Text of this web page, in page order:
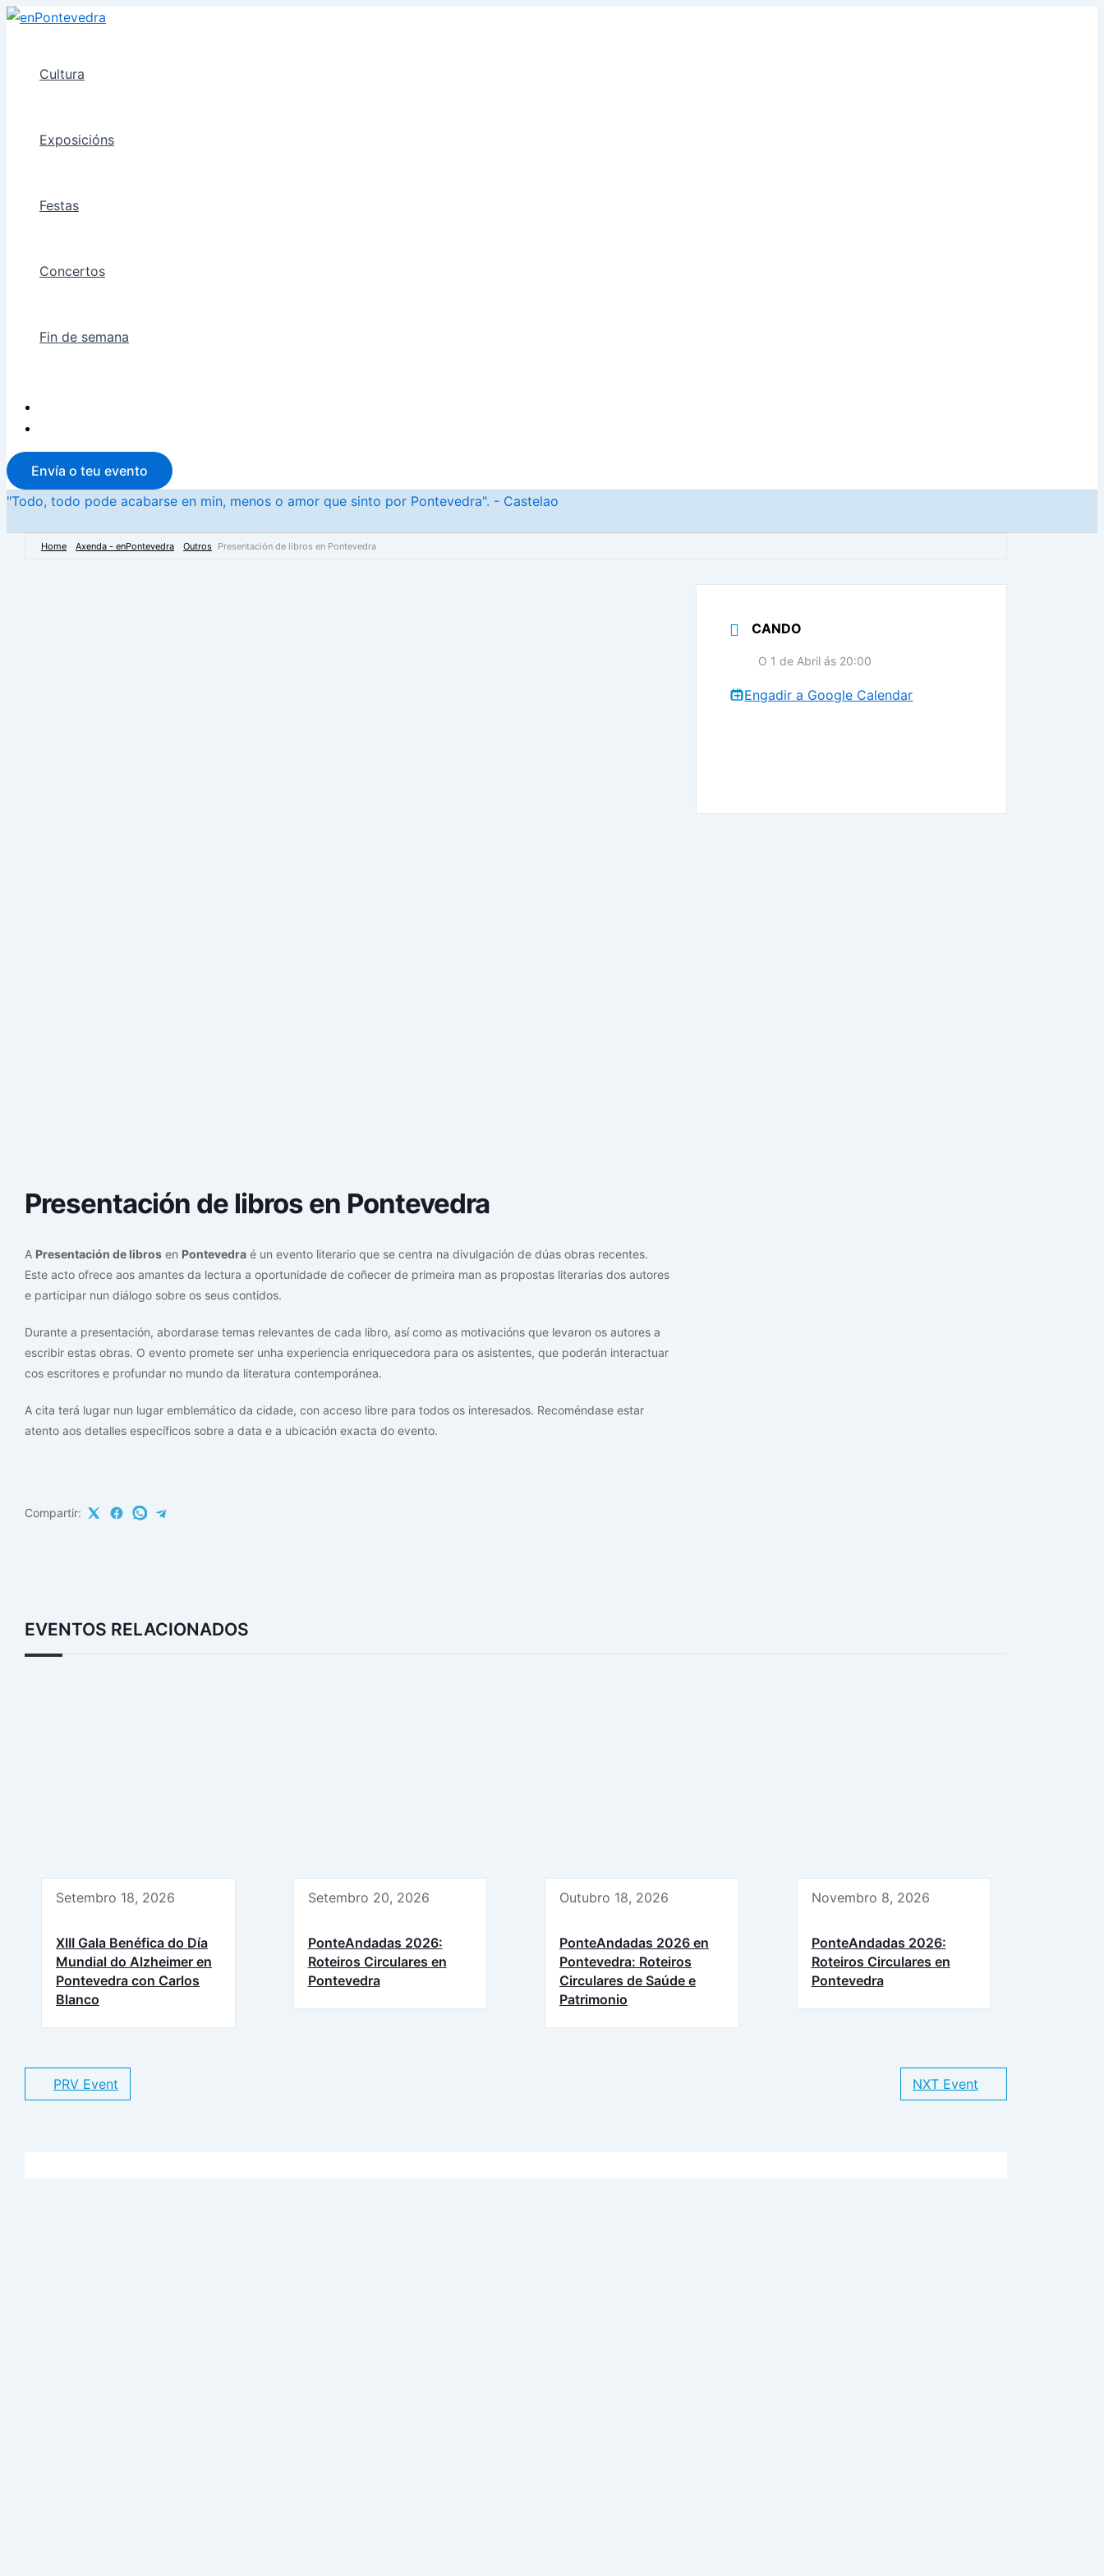
Ir
Cultura
Exposicións
Festas
Concertos
Fin de semana
Envía o teu evento
"Todo, todo pode acabarse en min, menos o amor que sinto por Pontevedra". - Castelao
Home Axenda - enPontevedra Outros Presentación de libros en Pontevedra
Presentación de libros en Pontevedra
A Presentación de libros en Pontevedra é un evento literario que se centra na divulgación de dúas obras recentes.
Este acto ofrece aos amantes da lectura a oportunidade de coñecer de primeira man as propostas literarias dos autores
e participar nun diálogo sobre os seus contidos.
Durante a presentación, abordarase temas relevantes de cada libro, así como as motivacións que levaron os autores a
escribir estas obras. O evento promete ser unha experiencia enriquecedora para os asistentes, que poderán interactuar
cos escritores e profundar no mundo da literatura contemporánea.
A cita terá lugar nun lugar emblemático da cidade, con acceso libre para todos os interesados. Recoméndase estar
atento aos detalles específicos sobre a data e a ubicación exacta do evento.
Compartir:
CANDO
O 1 de Abril ás 20:00
Engadir a Google Calendar
EVENTOS RELACIONADOS
Setembro 18, 2026
XIII Gala Benéfica do Día
Mundial do Alzheimer en
Pontevedra con Carlos
Blanco
Setembro 20, 2026
PonteAndadas 2026:
Roteiros Circulares en
Pontevedra
Outubro 18, 2026
PonteAndadas 2026 en
Pontevedra: Roteiros
Circulares de Saúde e
Patrimonio
Novembro 8, 2026
PonteAndadas 2026:
Roteiros Circulares en
Pontevedra
PRV Event NXT Event